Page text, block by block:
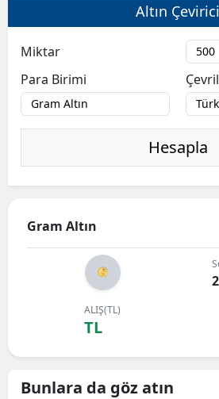
Altın Çevirici
Miktar
Para Birimi
Hesapla
Gram Altın
ALIŞ(TL)
TL
Bunlara da göz atın